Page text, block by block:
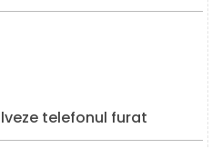
telefonul furat